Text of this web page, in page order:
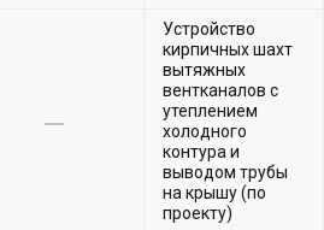
Устройство
кирпичных шахт
вытяжных
вентканалов с
утеплением
холодного
контура и
выводом трубы
на крышу (по
проекту)